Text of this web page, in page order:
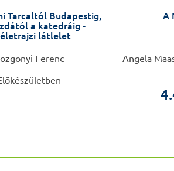
Tarcaltól Budapestig,
a katedráig -
látlelet
Ferenc
A
Angela